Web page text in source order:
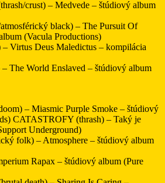
crust) – Medvede – štúdiový album
black) – The Pursuit Of
(Vacula Productions)
Virtus Deus Maledictus – kompilácia
The World Enslaved – štúdiový album
– Miasmic Purple Smoke – štúdiový
CATASTROFY (thrash) – Taký je
Underground)
folk) – Atmosphere – štúdiový album
Rapax – štúdiový album (Pure